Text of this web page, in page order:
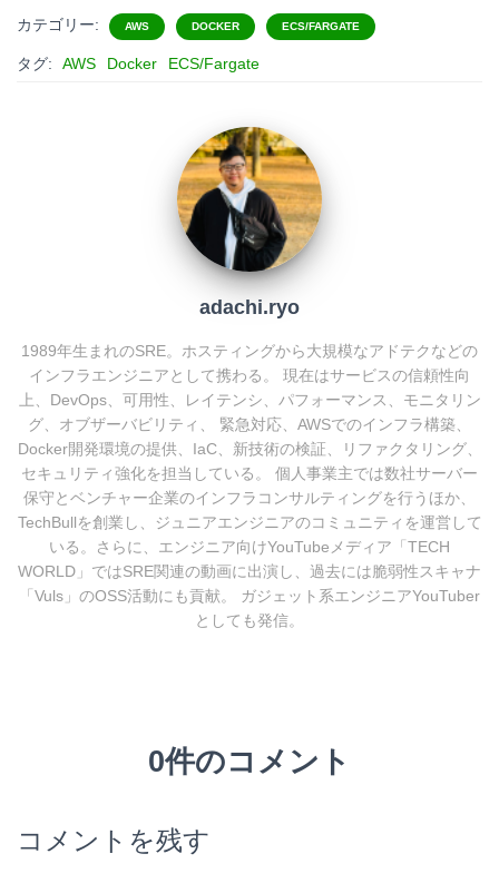
t
e e
n
e
c
t
カテゴリー: AWS DOCKER ECS/FARGATE
タグ: AWS Docker ECS/Fargate
adachi.ryo
1989年生まれのSRE。ホスティングから大規模なアドテクなどの
インフラエンジニアとして携わる。 現在はサービスの信頼性向
上、DevOps、可用性、レイテンシ、パフォーマンス、モニタリン
グ、オブザーバビリティ、 緊急対応、AWSでのインフラ構築、
Docker開発環境の提供、IaC、新技術の検証、リファクタリング、
セキュリティ強化を担当している。 個人事業主では数社サーバー
保守とベンチャー企業のインフラコンサルティングを行うほか、
TechBullを創業し、ジュニアエンジニアのコミュニティを運営して
いる。さらに、エンジニア向けYouTubeメディア「TECH
WORLD」ではSRE関連の動画に出演し、過去には脆弱性スキャナ
「Vuls」のOSS活動にも貢献。 ガジェット系エンジニアYouTuber
としても発信。
0件のコメント
コメントを残す